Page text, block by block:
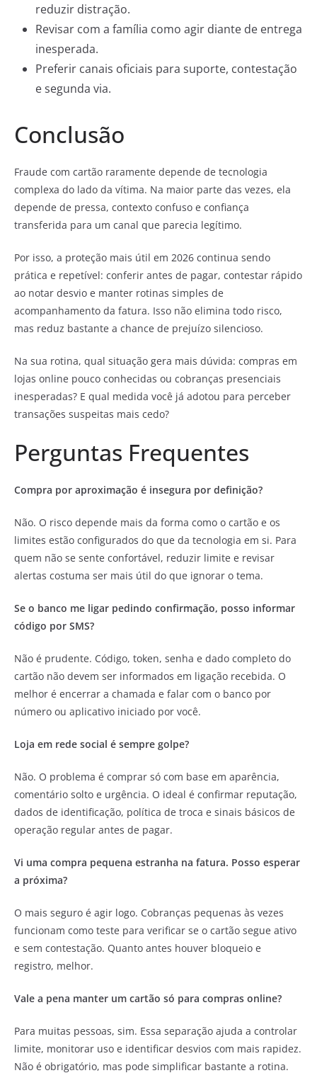
reduzir distração.
Revisar com a família como agir diante de entrega
inesperada.
Preferir canais oficiais para suporte, contestação
e segunda via.
Conclusão
Fraude com cartão raramente depende de tecnologia
complexa do lado da vítima. Na maior parte das vezes, ela
depende de pressa, contexto confuso e confiança
transferida para um canal que parecia legítimo.
Por isso, a proteção mais útil em 2026 continua sendo
prática e repetível: conferir antes de pagar, contestar rápido
ao notar desvio e manter rotinas simples de
acompanhamento da fatura. Isso não elimina todo risco,
mas reduz bastante a chance de prejuízo silencioso.
Na sua rotina, qual situação gera mais dúvida: compras em
lojas online pouco conhecidas ou cobranças presenciais
inesperadas? E qual medida você já adotou para perceber
transações suspeitas mais cedo?
Perguntas Frequentes
Compra por aproximação é insegura por definição?
Não. O risco depende mais da forma como o cartão e os
limites estão configurados do que da tecnologia em si. Para
quem não se sente confortável, reduzir limite e revisar
alertas costuma ser mais útil do que ignorar o tema.
Se o banco me ligar pedindo confirmação, posso informar
código por SMS?
Não é prudente. Código, token, senha e dado completo do
cartão não devem ser informados em ligação recebida. O
melhor é encerrar a chamada e falar com o banco por
número ou aplicativo iniciado por você.
Loja em rede social é sempre golpe?
Não. O problema é comprar só com base em aparência,
comentário solto e urgência. O ideal é confirmar reputação,
dados de identificação, política de troca e sinais básicos de
operação regular antes de pagar.
Vi uma compra pequena estranha na fatura. Posso esperar
a próxima?
O mais seguro é agir logo. Cobranças pequenas às vezes
funcionam como teste para verificar se o cartão segue ativo
e sem contestação. Quanto antes houver bloqueio e
registro, melhor.
Vale a pena manter um cartão só para compras online?
Para muitas pessoas, sim. Essa separação ajuda a controlar
limite, monitorar uso e identificar desvios com mais rapidez.
Não é obrigatório, mas pode simplificar bastante a rotina.